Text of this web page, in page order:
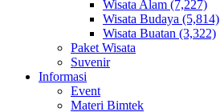
Wisata Alam (7,227)
Wisata Budaya (5,814)
Wisata Buatan (3,322)
Paket Wisata
Suvenir
Informasi
Event
Materi Bimtek